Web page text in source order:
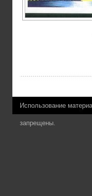
Использование
запрещены.